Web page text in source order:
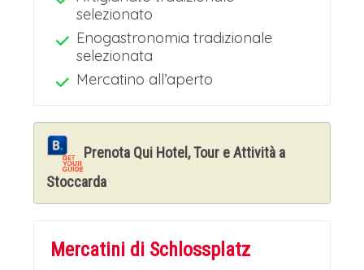
selezionato
Enogastronomia tradizionale
selezionata
Mercatino all’aperto
Prenota Qui Hotel, Tour e Attività a
Stoccarda
Mercatini di Schlossplatz